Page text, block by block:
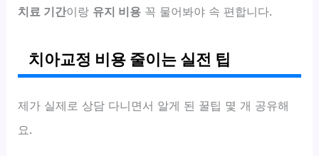
치료 기간이랑 유지 비용 꼭 물어봐야 속 편합니다.
치아교정 비용 줄이는 실전 팁
제가 실제로 상담 다니면서 알게 된 꿀팁 몇 개 공유해
요.